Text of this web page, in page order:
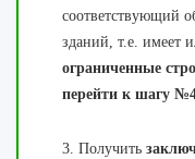
соответствующий
зданий, т.е. имеет
ограниченные
перейти к шагу
3. Получить